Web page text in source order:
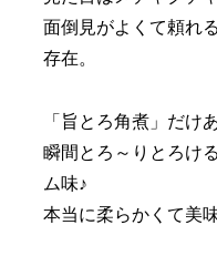
面倒見がよくて頼れ
存在。
「旨とろ角煮」だけ
瞬間とろ～りとろけ
ム味♪
本当に柔らかくて美